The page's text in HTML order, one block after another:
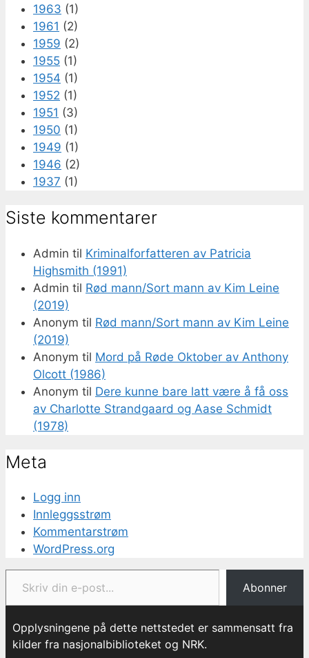
1963 (1)
1961 (2)
1959 (2)
1955 (1)
1954 (1)
1952 (1)
1951 (3)
1950 (1)
1949 (1)
1946 (2)
1937 (1)
Siste kommentarer
Admin til Kriminalforfatteren av Patricia
Highsmith (1991)
Admin til Rød mann/Sort mann av Kim Leine
(2019)
Anonym til Rød mann/Sort mann av Kim Leine
(2019)
Anonym til Mord på Røde Oktober av Anthony
Olcott (1986)
Anonym til Dere kunne bare latt være å få oss
av Charlotte Strandgaard og Aase Schmidt
(1978)
Meta
Logg inn
Innleggsstrøm
Kommentarstrøm
WordPress.org
Skriv din e-post...
Abonner
Opplysningene på dette nettstedet er sammensatt fra
kilder fra nasjonalbiblioteket og NRK.